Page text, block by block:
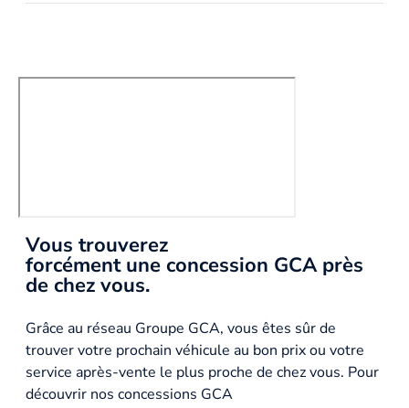
Vous trouverez
forcément une concession GCA près
de chez vous.
Grâce au réseau Groupe GCA, vous êtes sûr de
trouver votre prochain véhicule au bon prix ou votre
service après-vente le plus proche de chez vous. Pour
découvrir nos concessions GCA